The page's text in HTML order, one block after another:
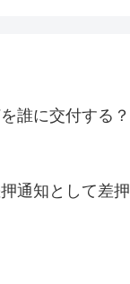
誰に交付する？
通知として差押